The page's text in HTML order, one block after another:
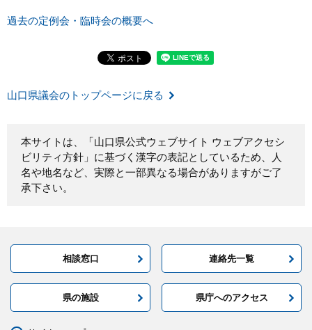
過去の定例会・臨時会の概要へ
山口県議会のトップページに戻る
本サイトは、「山口県公式ウェブサイト ウェブアクセシ
ビリティ方針」に基づく漢字の表記としているため、人
名や地名など、実際と一部異なる場合がありますがご了
承下さい。
相談窓口 連絡先一覧
県の施設 県庁へのアクセス